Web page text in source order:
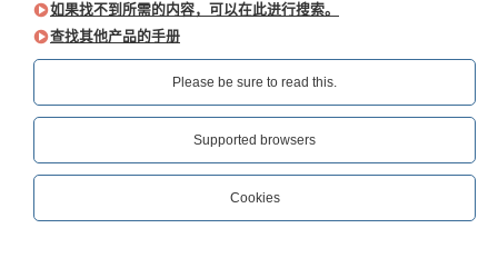
如果找不到所需的内容，可以在此进行搜索。
查找其他产品的手册
Please be sure to read this.‎
Supported browsers
Cookies